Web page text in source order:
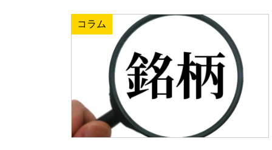
コラム